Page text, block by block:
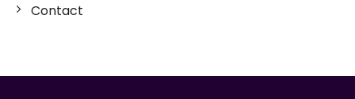
Contact